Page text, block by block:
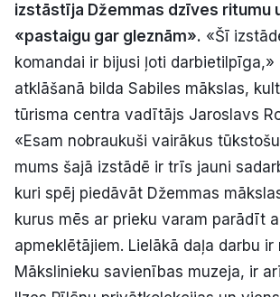
Politiskā reklāma
Par mums
Kontakti
Ziņo redakcijai
Facebook Instagram YouTube
E-avīze Abonē
izstāstīja Džemmas dzīves ritumu
«pastaigu gar gleznām». «Šī
komandai ir bijusi ļoti darbietilpīga,»
atklāšanā bilda Sabiles mākslas,
tūrisma centra vadītājs Jaroslavs
«Esam nobraukuši vairākus
mums šajā izstādē ir trīs jauni
kuri spēj piedāvāt Džemmas
kurus mēs ar prieku varam parādīt
apmeklētājiem. Lielākā daļa darbu ir
Mākslinieku savienības muzeja, ir